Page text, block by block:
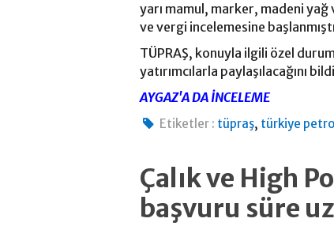
yarı mamul, marker, madeni
ve vergi incelemesine
TÜPRAŞ, konuyla ilgili özel
yatırımcılarla paylaşılacağını
AYGAZ'A DA İNCELEME
Etiketler : tüpraş, türkiye
Çalık ve High
başvuru süre